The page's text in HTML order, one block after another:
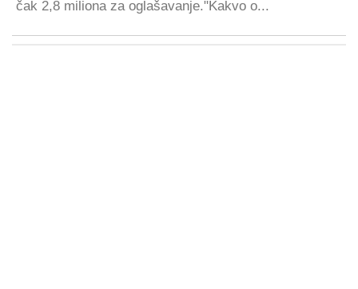
čak 2,8 miliona za oglašavanje."Kakvo o...